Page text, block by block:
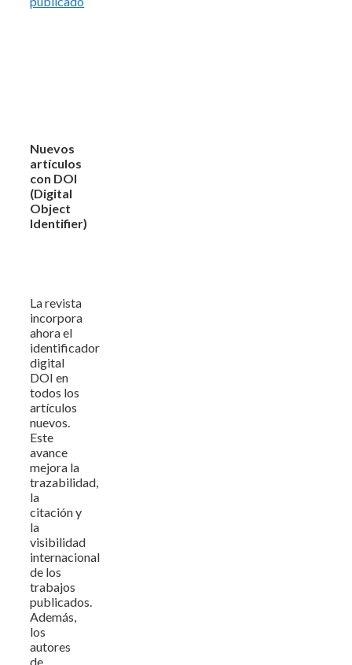
Nuevos
artículos
con DOI
(Digital
Object
Identifier)
La revista
incorpora
ahora el
identificador
digital
DOI en
todos los
artículos
nuevos.
Este
avance
mejora la
trazabilidad,
la
citación y
la
visibilidad
internacional
de los
trabajos
publicados.
Además,
los
autores
de